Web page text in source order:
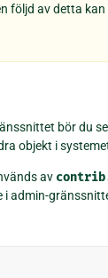
följd av detta
bör du
objekt i
av
admin-